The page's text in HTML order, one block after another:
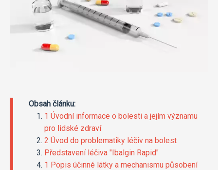
Obsah článku:
1 Úvodní informace o bolesti a jejím významu
pro lidské zdraví
2 Úvod do problematiky léčiv na bolest
Představení léčiva "Ibalgin Rapid"
1 Popis účinné látky a mechanismu působení